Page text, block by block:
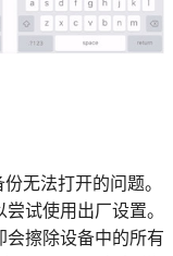
无法打开的问题。
试使用出厂设置。
会擦除设备中的所有